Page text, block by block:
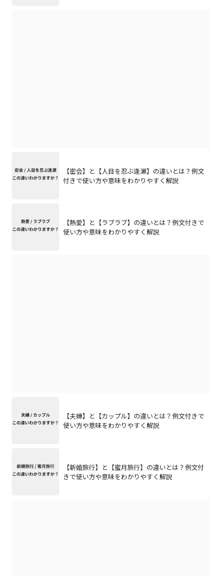
【密会】と【人目を忍ぶ逢瀬】の違いとは？例文
付きで使い方や意味をわかりやすく解説
【熱愛】と【ラブラブ】の違いとは？例文付きで
使い方や意味をわかりやすく解説
【夫婦】と【カップル】の違いとは？例文付きで
使い方や意味をわかりやすく解説
【新婚旅行】と【蜜月旅行】の違いとは？例文付
きで使い方や意味をわかりやすく解説